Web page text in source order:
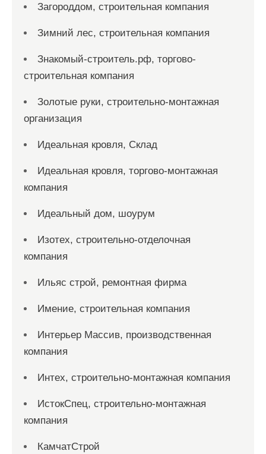
Загороддом, строительная компания
Зимний лес, строительная компания
Знакомый-строитель.рф, торгово-
строительная компания
Золотые руки, строительно-монтажная
организация
Идеальная кровля, Склад
Идеальная кровля, торгово-монтажная
компания
Идеальный дом, шоурум
Изотех, строительно-отделочная
компания
Ильяс строй, ремонтная фирма
Имение, строительная компания
Интерьер Массив, производственная
компания
Интех, строительно-монтажная компания
ИстокСпец, строительно-монтажная
компания
КамчатСтрой